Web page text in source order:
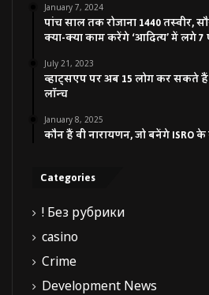
January 7, 2024
पांच साल तक रोजाना 1440 तस्वीर,
क्या-क्या काम करेंगे ‘आदित्य’ में लगे 7
July 21, 2023
व्हाट्सएप पर अब 15 लोग कर सकते
लॉन्च
January 8, 2025
कौन हैं वी नारायणन, जो बनेंगे ISRO
Categories
! Без рубрики
casino
Crime
Development News